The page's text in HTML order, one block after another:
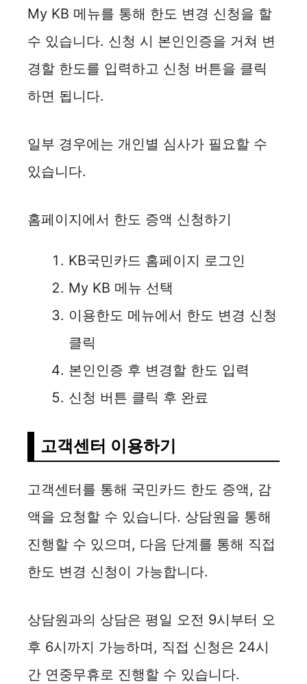
My KB 메뉴를 통해 한도 변경 신청을 할
수 있습니다. 신청 시 본인인증을 거쳐 변
경할 한도를 입력하고 신청 버튼을 클릭
하면 됩니다.
일부 경우에는 개인별 심사가 필요할 수
있습니다.
홈페이지에서 한도 증액 신청하기
KB국민카드 홈페이지 로그인
My KB 메뉴 선택
이용한도 메뉴에서 한도 변경 신청
클릭
본인인증 후 변경할 한도 입력
신청 버튼 클릭 후 완료
고객센터 이용하기
고객센터를 통해 국민카드 한도 증액, 감
액을 요청할 수 있습니다. 상담원을 통해
진행할 수 있으며, 다음 단계를 통해 직접
한도 변경 신청이 가능합니다.
상담원과의 상담은 평일 오전 9시부터 오
후 6시까지 가능하며, 직접 신청은 24시
간 연중무휴로 진행할 수 있습니다.